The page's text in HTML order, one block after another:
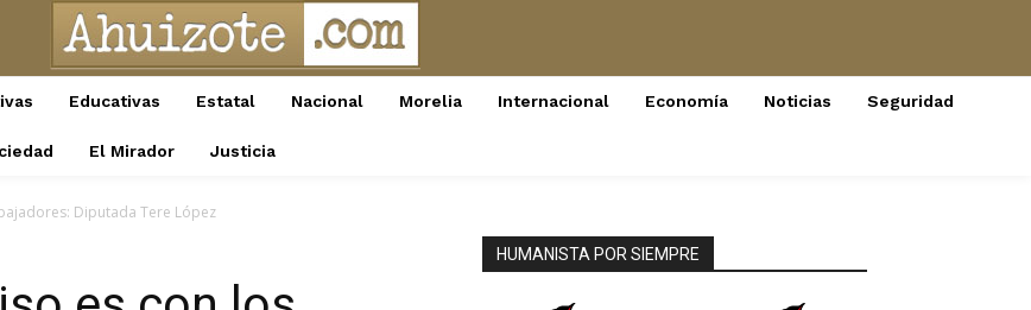
Educativas Estatal Nacional Morelia Internacional Economía Noticias Seguridad
El Mirador Justicia
Diputada Tere López
HUMANISTA POR SIEMPRE